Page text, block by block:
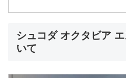
シュコダ オクタビア
いて